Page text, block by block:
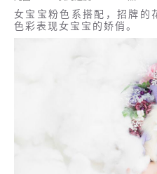
女宝宝粉色系搭配，招牌的
色彩表现女宝宝的娇俏。